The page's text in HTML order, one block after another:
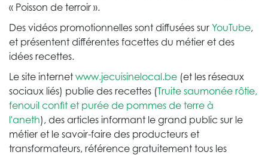
« Poisson de terroir ».
Des vidéos promotionnelles sont diffusées sur YouTube,
et présentent différentes facettes du métier et des
idées recettes.
Le site internet www.jecuisinelocal.be (et les réseaux
sociaux liés) publie des recettes (Truite saumonée rôtie,
fenouil confit et purée de pommes de terre à
l'aneth), des articles informant le grand public sur le
métier et le savoir-faire des producteurs et
transformateurs, référence gratuitement tous les